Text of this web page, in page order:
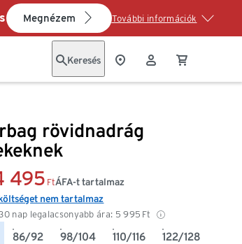
Megnézem További információk
Keresés
rövidnadrág
495 Ft
nap legalacsonyabb ára: 5 995 Ft
ÁFA-t tartalmaz
nem tartalmaz
86/92 98/104 110/116 122/128